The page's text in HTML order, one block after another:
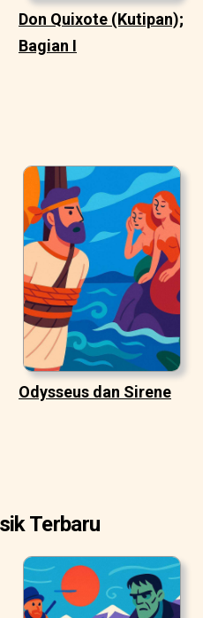
Don Quixote (Kutipan);
Bagian I
Odysseus dan Sirene
Terbaru